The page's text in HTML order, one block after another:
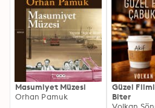
Masumiyet Müzesi
Orhan Pamuk
Güzel
Biter